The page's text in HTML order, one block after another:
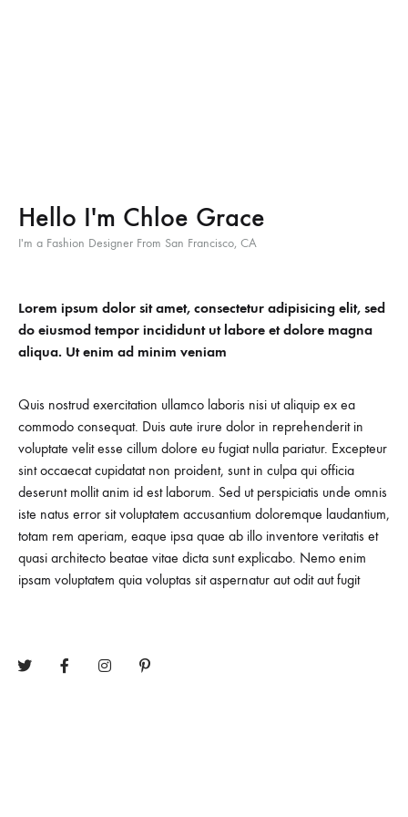
Hello I'm Chloe Grace
I'm a Fashion Designer From San Francisco, CA
Lorem ipsum dolor sit amet, consectetur adipisicing elit, sed
do eiusmod tempor incididunt ut labore et dolore magna
aliqua. Ut enim ad minim veniam
Quis nostrud exercitation ullamco laboris nisi ut aliquip ex ea
commodo consequat. Duis aute irure dolor in reprehenderit in
voluptate velit esse cillum dolore eu fugiat nulla pariatur. Excepteur
sint occaecat cupidatat non proident, sunt in culpa qui officia
deserunt mollit anim id est laborum. Sed ut perspiciatis unde omnis
iste natus error sit voluptatem accusantium doloremque laudantium,
totam rem aperiam, eaque ipsa quae ab illo inventore veritatis et
quasi architecto beatae vitae dicta sunt explicabo. Nemo enim
ipsam voluptatem quia voluptas sit aspernatur aut odit aut fugit